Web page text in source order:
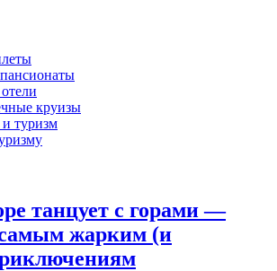
круизы
туризм
танцует с горами —
жарким (и